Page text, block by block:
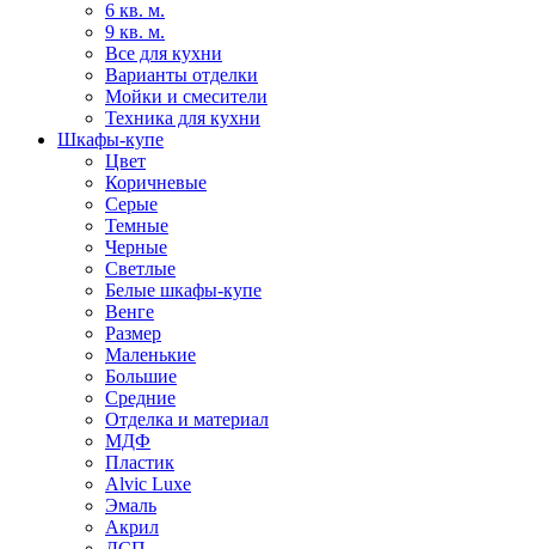
6 кв. м.
9 кв. м.
Все для кухни
Варианты отделки
Мойки и смесители
Техника для кухни
Шкафы-купе
Цвет
Коричневые
Серые
Темные
Черные
Светлые
Белые шкафы-купе
Венге
Размер
Маленькие
Большие
Средние
Отделка и материал
МДФ
Пластик
Alvic Luxe
Эмаль
Акрил